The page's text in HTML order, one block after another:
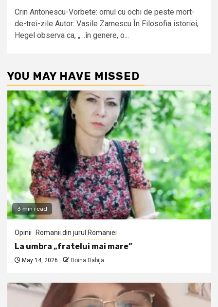
Crin Antonescu-Vorbete: omul cu ochi de peste mort-
de-trei-zile Autor: Vasile Zarnescu În Filosofia istoriei,
Hegel observa ca, „…în genere, o...
YOU MAY HAVE MISSED
3 min read
Opinii Romanii din jurul Romaniei
La umbra „fratelui mai mare”
May 14, 2026 Doina Dabija